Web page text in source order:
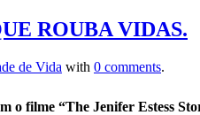
ROUBA VIDAS.
de Vida with 0 comments.
o filme “The Jenifer Estess